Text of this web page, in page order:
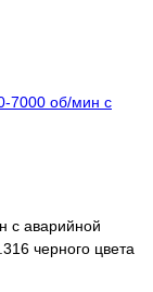
с аварийной
черного цвета